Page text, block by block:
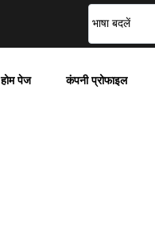
भाषा बदलें
होम पेज कंपनी प्रोफाइल